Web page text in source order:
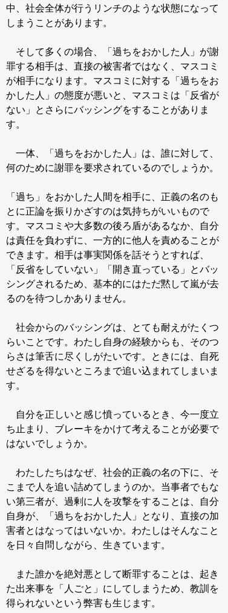
中、社会全体が行うリンチのような状態になって
しまうことがあります。
そして多くの場合、「過ちをおかした人」が謝
罪する相手は、直接の被害者ではなく、マスコミ
が相手になります。マスコミに対する「過ちをお
かした人」の態度が悪いと、マスコミは「反省が
ない」とさらにバッシングをすることがありま
す。
一体、「過ちをおかした人」は、誰に対して、
何のために謝罪を要求されているのでしょうか。
「過ち」をおかした人間を相手に、正義の名のも
とに正論を振りかざすのは気持ちがいいもので
す。マスコミや大多数の後ろ盾があるなか、自分
は責任を負わずに、一方的に他人を責めることが
できます。相手は事実関係を話そうとすれば、
「反省をしていない」「開き直っている」とバッ
シングされるため、基本的にはただ黙して嵐が去
るのを待つしかありません。
社会からのバッシングは、とても耐えがたくつ
らいことです。わたし自身の経験からも、そのつ
らさは筆舌に尽くしがたいです。ときには、自死
せざるを得ないところまで追い込まれてしまいま
す。
自分を正しいと感じ憤っているとき、今一度立
ち止まり、ブレーキをかけて考えることが必要で
はないでしょうか。
わたしたちはなぜ、社会的正義の名の下に、そ
こまで人を追い詰めてしまうのか。当事者でもな
い第三者が、過剰に人を攻撃をすることは、自分
自身が、「過ちをおかした人」となり、直接の加
害者とはなってはいないか。わたしはそんなこと
を日々自問しながら、生きています。
また誰かを絶対悪として断罪することは、起き
た出来事を「人ごと」にしてしまうため、教訓を
得られないという弊害も生じます。